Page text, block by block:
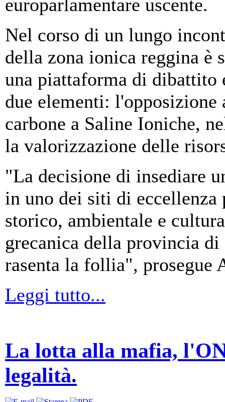
europarlamentare uscente.
Nel corso di un lungo
della zona ionica reggina è
una piattaforma di dibattito
due elementi:
carbone a Saline Ioniche,
la valorizzazione delle
"La decisione di insediare
in uno dei siti di eccellenza
storico, ambientale e
grecanica della provincia
rasenta la follia", prosegue
Leggi tutto...
La lotta alla mafia,
legalità.